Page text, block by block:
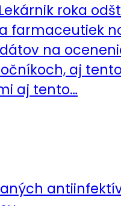
roka
farmaceutiek
na
aj
aj tento…